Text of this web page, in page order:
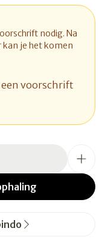
nodig. Na
kan je het komen
een voorschrift